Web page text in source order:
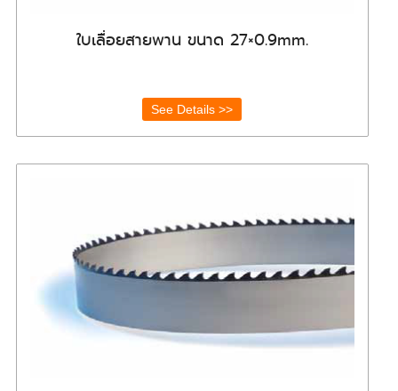
ใบเลื่อยสายพาน ขนาด 27×0.9mm.
See Details >>